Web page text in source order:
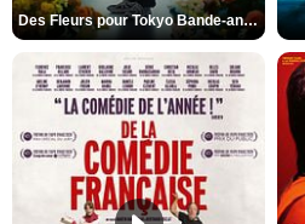
Des Fleurs pour Tokyo Bande-annonce VO STFR